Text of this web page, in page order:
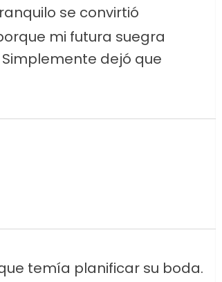
se convirtió
mi futura suegra
dejó que
temía planificar su boda.